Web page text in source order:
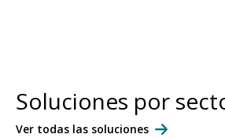
Soluciones por
Ver todas las soluciones